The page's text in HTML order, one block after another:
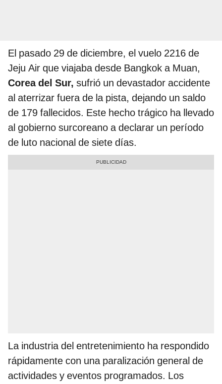
El pasado 29 de diciembre, el vuelo 2216 de
Jeju Air que viajaba desde Bangkok a Muan,
Corea del Sur, sufrió un devastador accidente
al aterrizar fuera de la pista, dejando un saldo
de 179 fallecidos. Este hecho trágico ha llevado
al gobierno surcoreano a declarar un período
de luto nacional de siete días.
La industria del entretenimiento ha respondido
rápidamente con una paralización general de
actividades y eventos programados. Los